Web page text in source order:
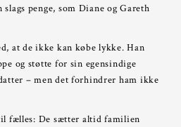
penge, som Diane og Gareth
at de ikke kan købe lykke. Han
og støtte for sin egensindige
– men det forhindrer ham ikke
fælles: De sætter altid familien